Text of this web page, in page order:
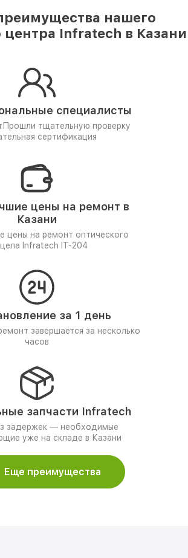
нашего
центра Infratech в Казани
специалисты
Прошли тщательную проверку
сертификация
цены на ремонт в
Казани
цены на ремонт оптического
Infratech IT-204
за 1 день
завершается за несколько
часов
запчасти Infratech
задержек — необходимые
уже на складе в Казани
Еще преимущества